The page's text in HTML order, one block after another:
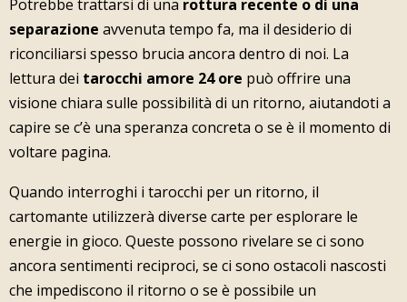
Potrebbe trattarsi di una rottura recente o di una
separazione avvenuta tempo fa, ma il desiderio di
riconciliarsi spesso brucia ancora dentro di noi. La
lettura dei tarocchi amore 24 ore può offrire una
visione chiara sulle possibilità di un ritorno, aiutandoti a
capire se c’è una speranza concreta o se è il momento di
voltare pagina.
Quando interroghi i tarocchi per un ritorno, il
cartomante utilizzerà diverse carte per esplorare le
energie in gioco. Queste possono rivelare se ci sono
ancora sentimenti reciproci, se ci sono ostacoli nascosti
che impediscono il ritorno o se è possibile un